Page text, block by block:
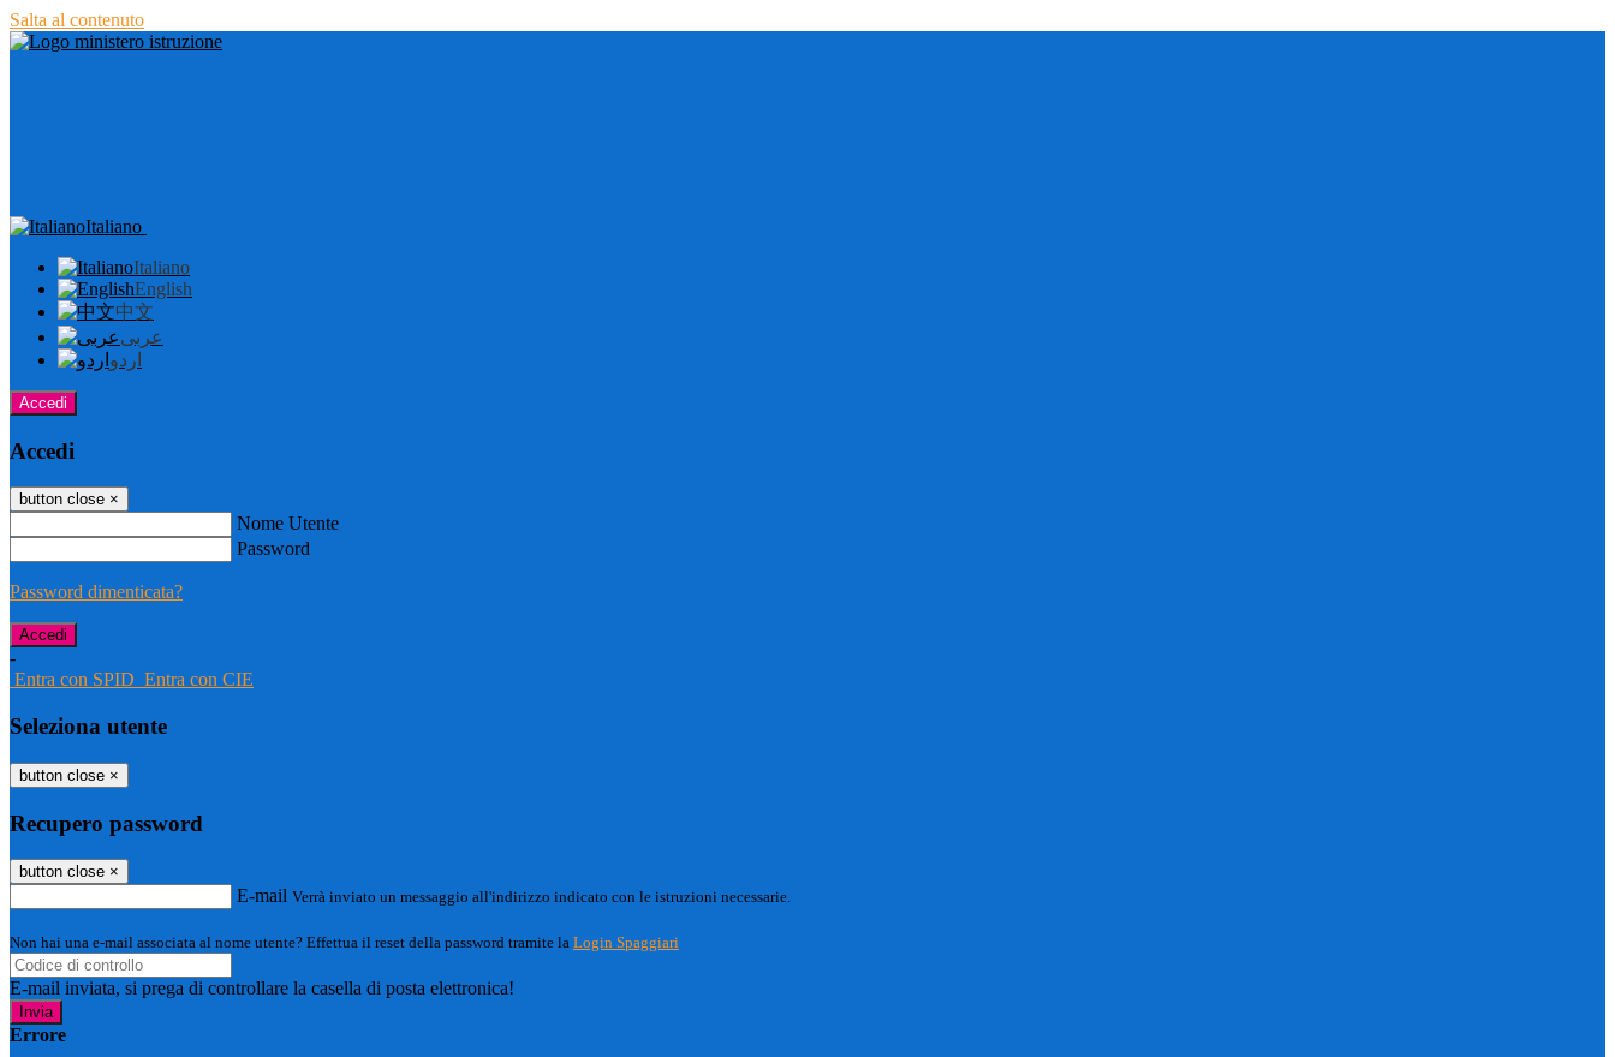
Salta al contenuto
Italiano
Italiano
English
中文
عربى
اردو
Accedi
Accedi
button close ×
Nome Utente
Password
Password dimenticata?
-
Entra con SPID Entra con CIE
Seleziona utente
button close ×
Recupero password
button close ×
E-mail Verrà inviato un messaggio all'indirizzo indicato con le istruzioni necessarie.
Non hai una e-mail associata al nome utente? Effettua il reset della password tramite la Login Spaggiari
E-mail inviata, si prega di controllare la casella di posta elettronica!
Errore